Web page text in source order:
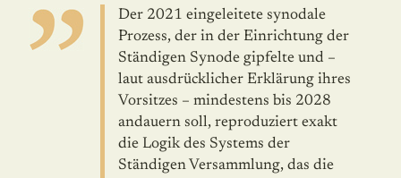
Der 2021 eingeleitete synodale
Prozess, der in der Einrichtung der
Ständigen Synode gipfelte und –
laut ausdrücklicher Erklärung ihres
Vorsitzes – minde­stens bis 2028
an­dauern soll, reproduziert exakt
die Logik des Systems der
Ständigen Versammlung, das die